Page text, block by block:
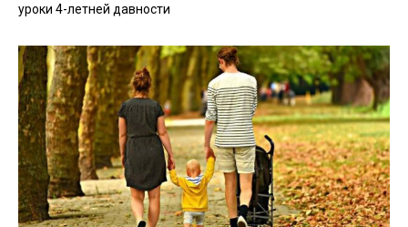
уроки 4-летней давности